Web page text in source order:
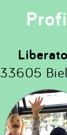
33605